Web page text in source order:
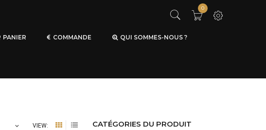
0
PANIER COMMANDE QUI SOMMES-NOUS ?
VIEW: CATÉGORIES DU PRODUIT